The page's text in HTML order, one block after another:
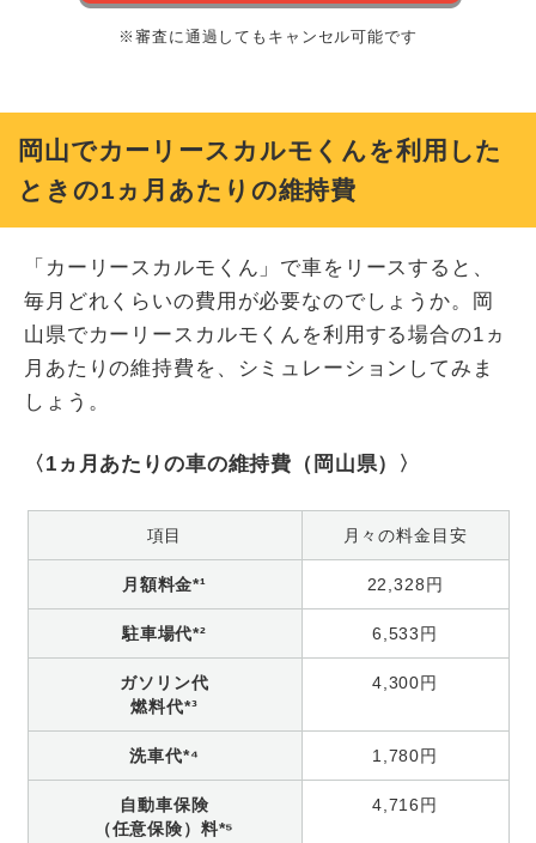
※審査に通過してもキャンセル可能です
岡山でカーリースカルモくんを利用した
ときの1ヵ月あたりの維持費
「カーリースカルモくん」で車をリースすると、
毎月どれくらいの費用が必要なのでしょうか。岡
山県でカーリースカルモくんを利用する場合の1ヵ
月あたりの維持費を、シミュレーションしてみま
しょう。
〈1ヵ月あたりの車の維持費（岡山県）〉
項目 月々の料金目安
月額料金*¹ 22,328円
駐車場代*² 6,533円
ガソリン代
燃料代*³
4,300円
洗車代*⁴ 1,780円
自動車保険
（任意保険）料*⁵
4,716円